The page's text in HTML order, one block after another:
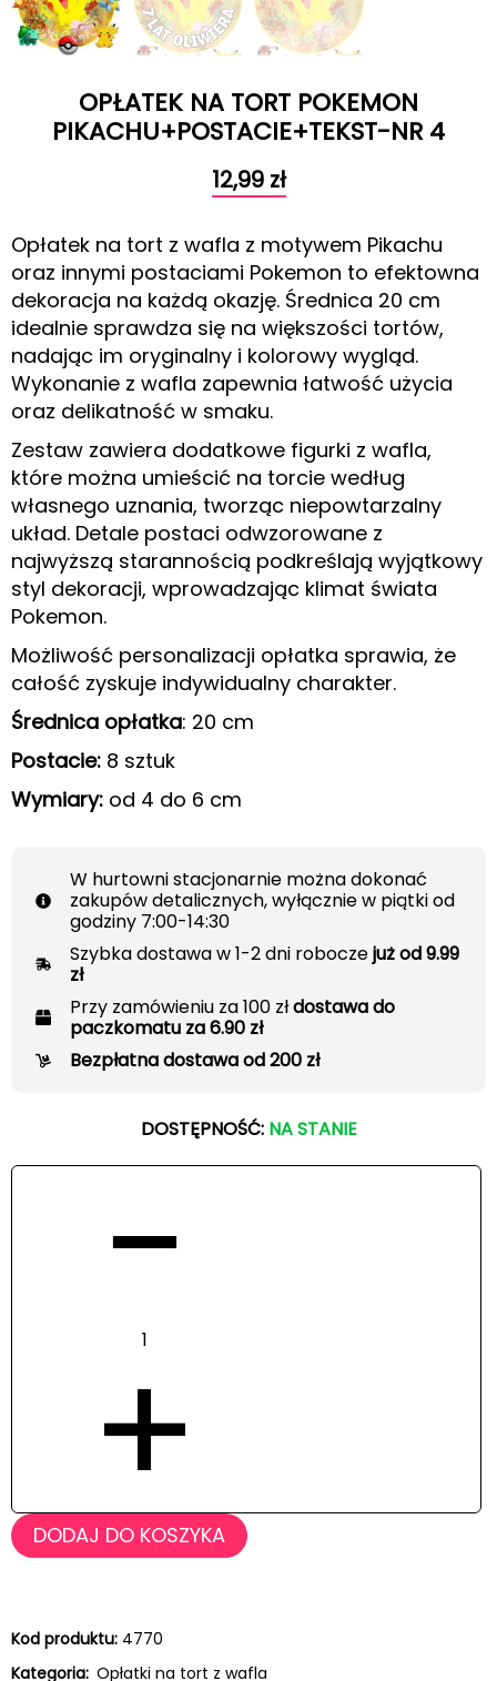
OPŁATEK NA TORT POKEMON
PIKACHU+POSTACIE+TEKST-NR 4
12,99 zł
Opłatek na tort z wafla z motywem Pikachu
oraz innymi postaciami Pokemon to efektowna
dekoracja na każdą okazję. Średnica 20 cm
idealnie sprawdza się na większości tortów,
nadając im oryginalny i kolorowy wygląd.
Wykonanie z wafla zapewnia łatwość użycia
oraz delikatność w smaku.
Zestaw zawiera dodatkowe figurki z wafla,
które można umieścić na torcie według
własnego uznania, tworząc niepowtarzalny
układ. Detale postaci odwzorowane z
najwyższą starannością podkreślają wyjątkowy
styl dekoracji, wprowadzając klimat świata
Pokemon.
Możliwość personalizacji opłatka sprawia, że
całość zyskuje indywidualny charakter.
Średnica opłatka: 20 cm
Postacie: 8 sztuk
Wymiary: od 4 do 6 cm
W hurtowni stacjonarnie można dokonać
zakupów detalicznych, wyłącznie w piątki od
godziny 7:00-14:30
Szybka dostawa w 1-2 dni roboczejuż od 9.99
zł
Przy zamówieniu za 100 złdostawa do
paczkomatu za 6.90 zł
Bezpłatna dostawa od 200 zł
DOSTĘPNOŚĆ: NA STANIE
−
+
DODAJ DO KOSZYKA
Kod produktu: 4770
Kategoria: Opłatki na tort z wafla